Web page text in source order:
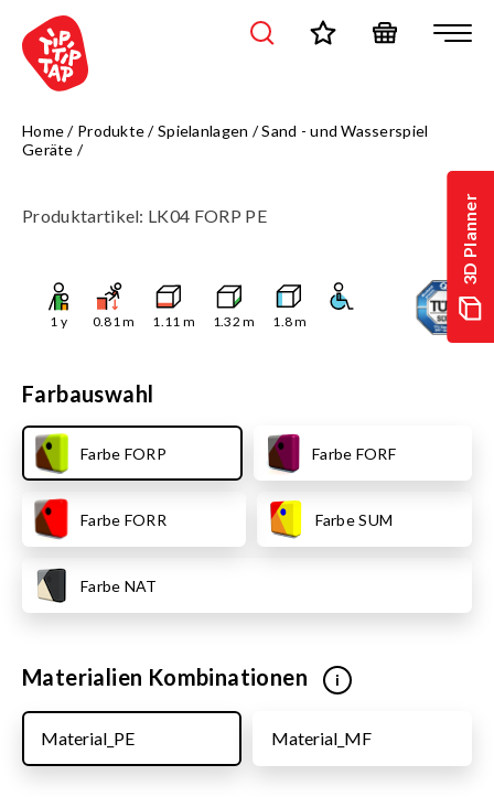
3D Planner
Home/ Produkte/Spielanlagen /Sand - und Wasserspiel
Geräte /
Produktartikel: LK04 FORP PE
1 y 0.81m 1.11 m 1.32 m 1.8m
Farbauswahl
Farbe FORP Farbe FORF
Farbe FORR Farbe SUM
Farbe NAT
Materialien Kombinationen i
Material_MF
Material_PE